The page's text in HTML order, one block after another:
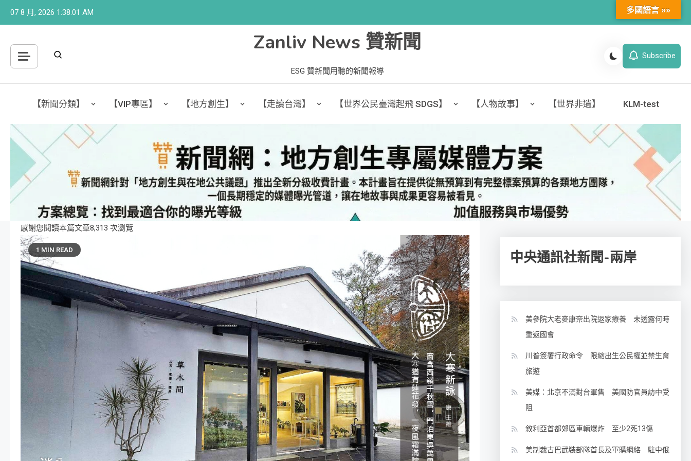
07 8 月, 2026 1:38:02 AM
Zanliv News 贊新聞
ESG 贊新聞用聽的新聞報導
Subscribe
【新聞分類】 【VIP專區】 【地方創生】 【走讀台灣】 【世界公民臺灣起飛 SDGS】 【人物故事】 【世界非遺】 KLM-test
感謝您閱讀本篇文章8,313 次瀏覽
1 MIN READ 中央通訊社新聞-兩岸
美參院大老麥康奈出院返家療養 未透露何時
重返國會
川普簽署行政命令 限縮出生公民權並禁生育
旅遊
美媒：北京不滿對台軍售 美國防官員訪中受
阻
敘利亞首都郊區車輛爆炸 至少2死13傷
美制裁古巴武裝部隊首長及軍購網絡 駐中俄
多國語言 »»